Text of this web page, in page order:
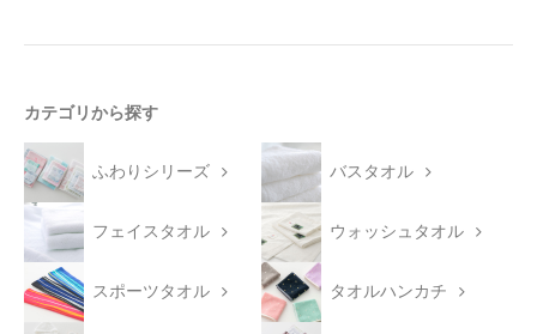
カテゴリから探す
ふわりシリーズ バスタオル
フェイスタオル ウォッシュタオル
スポーツタオル タオルハンカチ